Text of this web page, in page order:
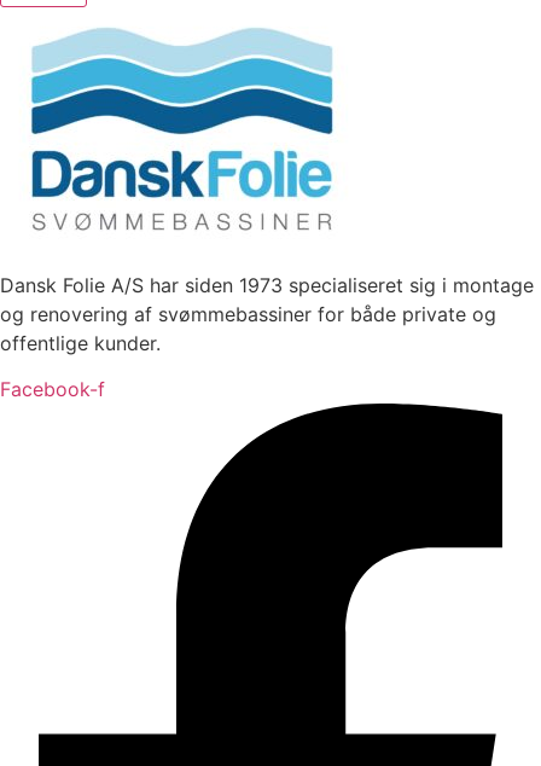
Dansk Folie A/S har siden 1973 specialiseret sig i montage
og renovering af svømmebassiner for både private og
offentlige kunder.
Facebook-f